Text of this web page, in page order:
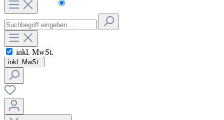
inkl. MwSt.
inkl. MwSt.